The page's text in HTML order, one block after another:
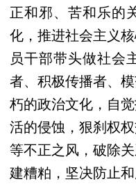
正和邪、苦和乐的
化，推进社会主义
员干部带头做社会
者、积极传播者、
朽的政治文化，自
活的侵蚀，狠刹权
等不正之风，破除
建糟粕，坚决防止